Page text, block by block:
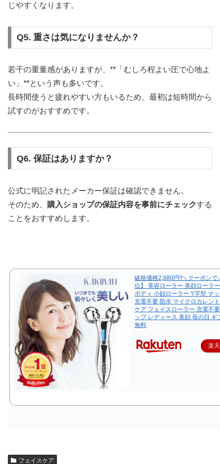
じやすくなります。
Q5. 重さは気になりませんか？
若干の重量感がありますが、**「むしろ程よい圧で心地よ
い」**という声も多いです。
長時間使うと疲れやすい方もいるため、最初は短時間から
試すのがおすすめです。
Q6. 保証はありますか？
公式に明記されたメーカー保証は確認できません。
そのため、 購入ショップの保証内容を事前にチェックする
ことをおすすめします。
破格価格2,880円!!＼クーポンで
位】 美容ローラー 美顔ローラ
ボディ 小顔ローラー Y字型 マ
充電不要 防水 マイクロカレン
ケア フェイスローラー 充電不
ップ レディース 美顔 母の日 ギ
無料
楽
フェイスケア